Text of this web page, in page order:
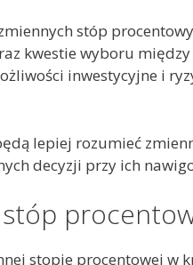
stóp
kwestie wyboru
inwestycyjne i
lepiej rozumieć
decyzji przy ich
stopie procentowej w